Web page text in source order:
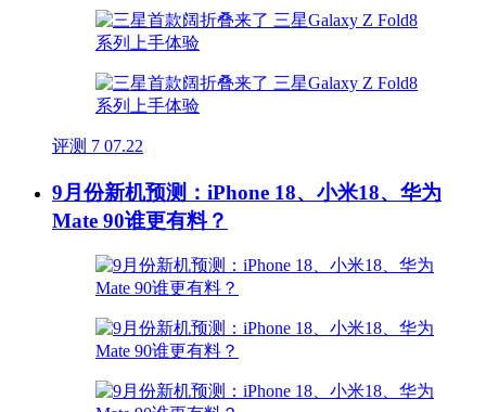
评测 7 07.22
9月份新机预测：iPhone 18、小米18、华为
Mate 90谁更有料？